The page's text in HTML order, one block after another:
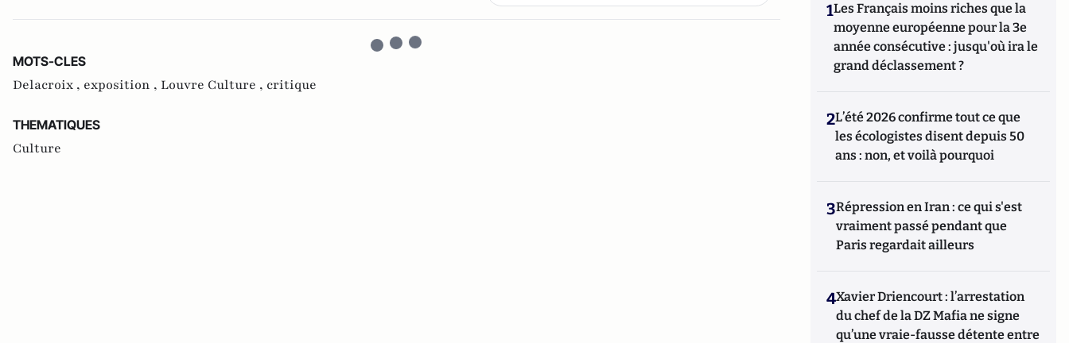
MOTS-CLES
Delacroix , exposition , Louvre Culture , critique
THEMATIQUES
Culture
1Les Français moins riches que la
moyenne européenne pour la 3e
année consécutive : jusqu'où ira le
grand déclassement ?
2L’été 2026 confirme tout ce que
les écologistes disent depuis 50
ans : non, et voilà pourquoi
3Répression en Iran : ce qui s'est
vraiment passé pendant que
Paris regardait ailleurs
4Xavier Driencourt : l’arrestation
du chef de la DZ Mafia ne signe
qu’une vraie-fausse détente entre